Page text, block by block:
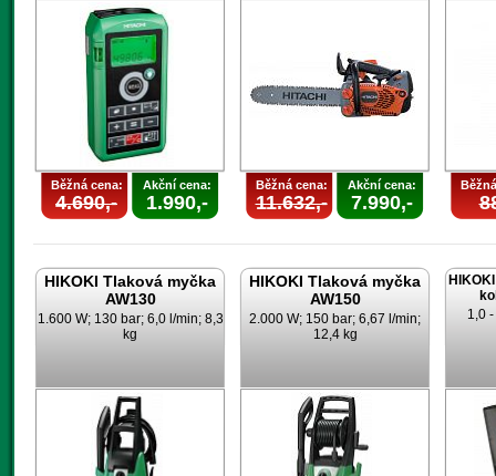
Běžná cena:
4.690,-
Akční cena:
1.990,-
Běžná cena:
11.632,-
Akční cena:
7.990,-
HIKOKI Tlaková myčka
AW130
1.600 W; 130 bar; 6,0 l/min; 8,3
kg
HIKOKI Tlaková myčka
AW150
2.000 W; 150 bar; 6,67 l/min;
12,4 kg
1,0